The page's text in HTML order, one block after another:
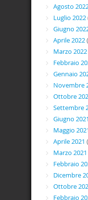
Agosto
Luglio 2022
Giugno
Aprile 2022
Marzo 2022
Febbraio
Gennaio
Novembre
Ottobre
Settembre
Giugno 2021
Maggio
Aprile 2021
Marzo 2021
Febbraio
Dicembre
Ottobre
Febbraio